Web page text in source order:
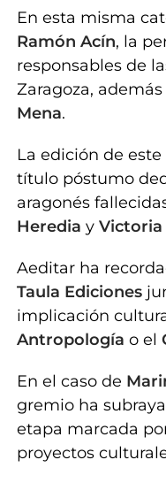
En esta misma
Ramón Acín, la
responsables de
Zaragoza,
Mena.
La edición de
título póstumo
aragonés
Heredia y Victoria
Aeditar ha
Taula Ediciones
implicación
Antropología o el
En el caso de
gremio ha
etapa marcada
proyectos